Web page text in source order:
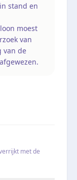
stand en
moest
van
van de
met de